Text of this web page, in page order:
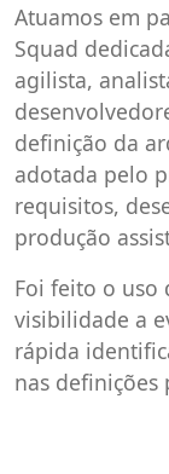
Atuamos em
Squad
agilista,
definição da
adotada pelo
requisitos,
produção
Foi feito o uso
visibilidade a
rápida
nas definições